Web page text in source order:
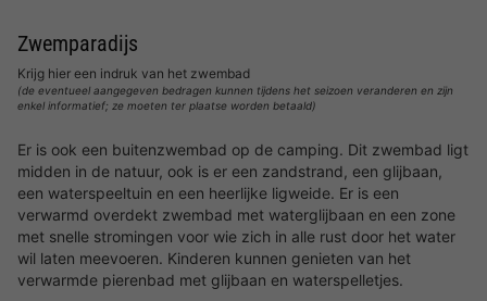
Zwemparadijs
Krijg hier een indruk van het zwembad
(de eventueel aangegeven bedragen kunnen tijdens het seizoen veranderen en zijn
enkel informatief; ze moeten ter plaatse worden betaald)
Er is ook een buitenzwembad op de camping. Dit zwembad ligt
midden in de natuur, ook is er een zandstrand, een glijbaan,
een waterspeeltuin en een heerlijke ligweide. Er is een
verwarmd overdekt zwembad met waterglijbaan en een zone
met snelle stromingen voor wie zich in alle rust door het water
wil laten meevoeren. Kinderen kunnen genieten van het
verwarmde pierenbad met glijbaan en waterspelletjes.